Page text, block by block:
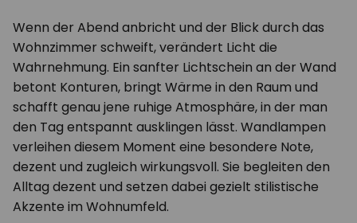
Wenn der Abend anbricht und der Blick durch das
Wohnzimmer schweift, verändert Licht die
Wahrnehmung. Ein sanfter Lichtschein an der Wand
betont Konturen, bringt Wärme in den Raum und
schafft genau jene ruhige Atmosphäre, in der man
den Tag entspannt ausklingen lässt. Wandlampen
verleihen diesem Moment eine besondere Note,
dezent und zugleich wirkungsvoll. Sie begleiten den
Alltag dezent und setzen dabei gezielt stilistische
Akzente im Wohnumfeld.